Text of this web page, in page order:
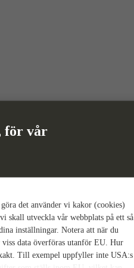
för vår
det använder vi kakor (cookies)
skall utveckla vår webbplats på ett så
inställningar. Notera att när du
data överföras utanför EU. Hur
Till exempel uppfyller inte USA:s